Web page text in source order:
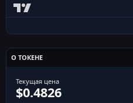
О ТОКЕНЕ
Текущая цена
$0.4826